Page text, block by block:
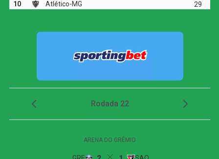
abrindo o placar.
Estêvão, Raphinha e João Pedro na tentativa de acelerar
o ritmo –, o Brasil continuou com dificuldades em criar
vez, concentrou-se em administrar a vantagem mínima,
garantindo um resultado de extrema importância para
suas aspirações.
nas Eliminatórias, desbancando a Venezuela (que
perdeu para a Colômbia) e conquistando uma vaga na